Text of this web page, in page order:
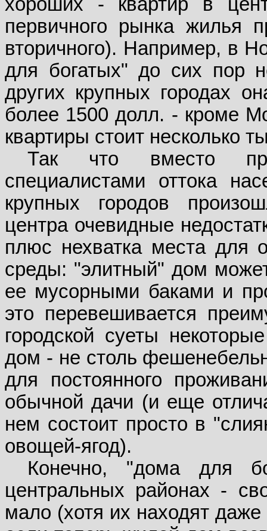
первичного рынка жилья
вторичного). Например, в
для богатых" до сих пор
других крупных городах
более 1500 долл. - кроме
квартиры стоит несколько
Так что вместо
специалистами оттока
крупных городов
центра очевидные
плюс нехватка места для
среды: "элитный" дом
ее мусорными баками и
это перевешивается
городской суеты
дом - не столь
для постоянного
обычной дачи (и еще
нем состоит просто в
овощей-ягод).
Конечно, "дома для
центральных районах -
мало (хотя их находят